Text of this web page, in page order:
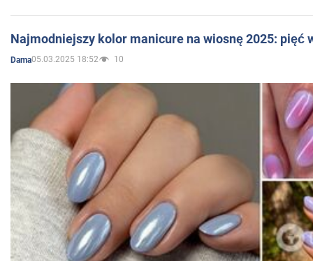
Najmodniejszy kolor manicure na wiosnę 2025: pięć
Dama05.03.2025 18:52 10